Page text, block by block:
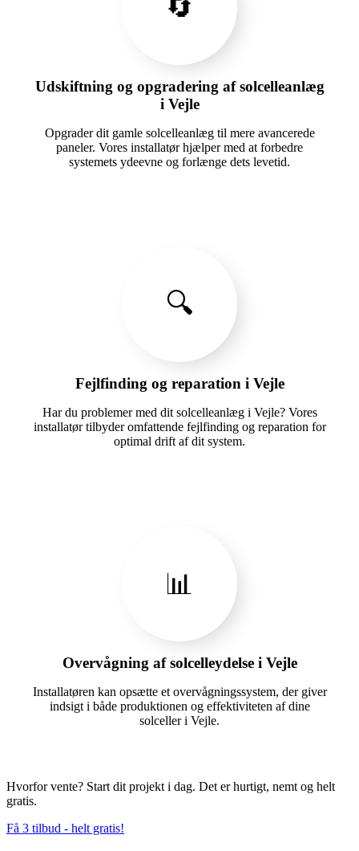
🔄
Udskiftning og opgradering af solcelleanlæg
i Vejle
Opgrader dit gamle solcelleanlæg til mere avancerede
paneler. Vores installatør hjælper med at forbedre
systemets ydeevne og forlænge dets levetid.
🔍
Fejlfinding og reparation i Vejle
Har du problemer med dit solcelleanlæg i Vejle? Vores
installatør tilbyder omfattende fejlfinding og reparation for
optimal drift af dit system.
📊
Overvågning af solcelleydelse i Vejle
Installatøren kan opsætte et overvågningssystem, der giver
indsigt i både produktionen og effektiviteten af dine
solceller i Vejle.
Hvorfor vente? Start dit projekt i dag. Det er hurtigt, nemt og helt
gratis.
Få 3 tilbud - helt gratis!